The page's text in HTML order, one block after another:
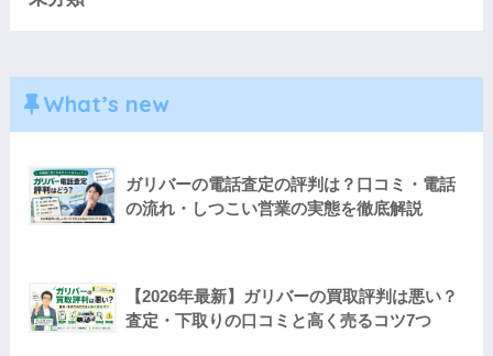
What’s new
ガリバーの電話査定の評判は？口コミ・電話
の流れ・しつこい営業の実態を徹底解説
【2026年最新】ガリバーの買取評判は悪い？
査定・下取りの口コミと高く売るコツ7つ